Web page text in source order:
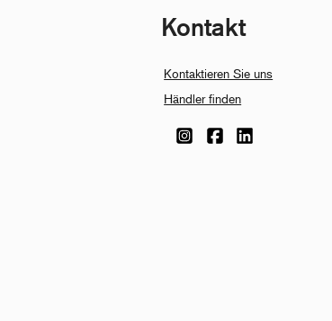
Kontakt
Kontaktieren Sie uns
Händler finden